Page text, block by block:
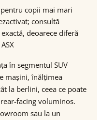
copii mai mari
consultă
deoarece diferă
în segmentul SUV
mașini, înălțimea
la berlini, ceea ce poate
facing voluminos.
sau la un